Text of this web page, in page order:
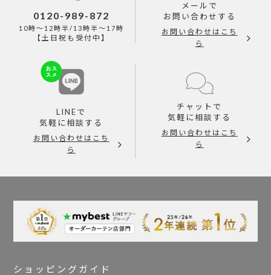
0120-989-872
10時～12時半/13時半～17時
【土日祝も受付中】
メールで
お問い合わせする
お問い合わせはこち
ら
LINEで
気軽に相談する
お問い合わせはこち
ら
チャットで
気軽に相談する
お問い合わせはこち
ら
ショッピングガイド